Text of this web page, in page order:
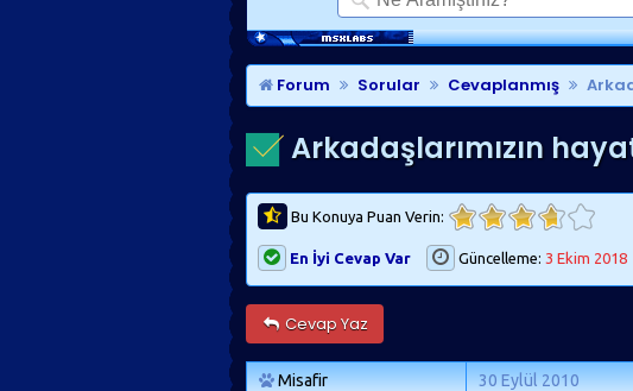
Forum Sorular Cevaplanmış
Arkadaşlarımızın
Bu Konuya Puan Verin:
En İyi Cevap Var Güncelleme: 3 Ekim 2018
Cevap Yaz
Misafir 30 Eylül 2010